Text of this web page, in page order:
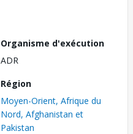
Organisme d'exécution
ADR
Région
Moyen-Orient, Afrique du
Nord, Afghanistan et
Pakistan